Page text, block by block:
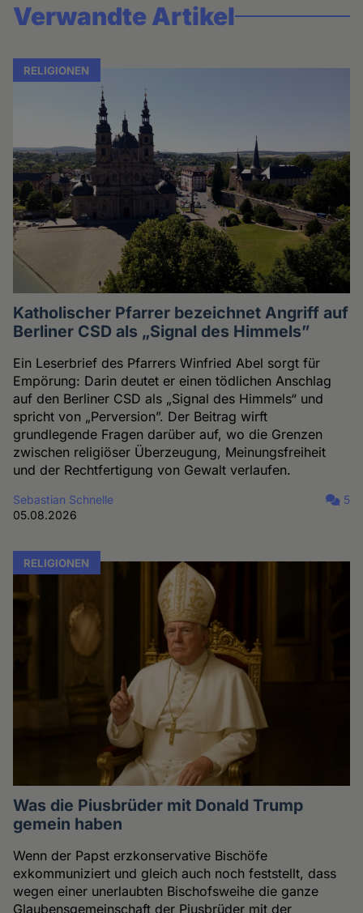
Verwandte Artikel
RELIGIONEN
Katholischer Pfarrer bezeichnet Angriff auf
Berliner CSD als „Signal des Himmels”
Ein Leserbrief des Pfarrers Winfried Abel sorgt für
Empörung: Darin deutet er einen tödlichen Anschlag
auf den Berliner CSD als „Signal des Himmels“ und
spricht von „Perversion”. Der Beitrag wirft
grundlegende Fragen darüber auf, wo die Grenzen
zwischen religiöser Überzeugung, Meinungsfreiheit
und der Rechtfertigung von Gewalt verlaufen.
Sebastian Schnelle
05.08.2026
5
RELIGIONEN
Was die Piusbrüder mit Donald Trump
gemein haben
Wenn der Papst erzkonservative Bischöfe
exkommuniziert und gleich auch noch feststellt, dass
wegen einer unerlaubten Bischofsweihe die ganze
Glaubensgemeinschaft der Piusbrüder mit der